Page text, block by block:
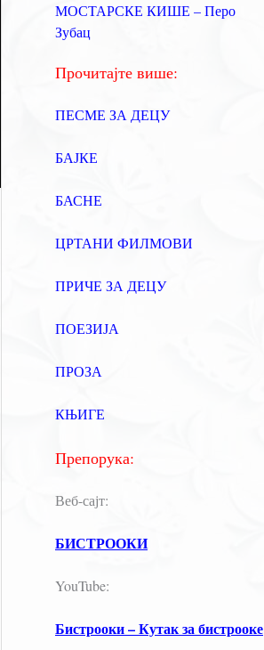
:МОСТАРСКЕ КИШЕ – Перо
Зубац
Прочитајте више:
ПЕСМЕ ЗА ДЕЦУ
БАЈКЕ
БАСНЕ
ЦРТАНИ ФИЛМОВИ
ПРИЧЕ ЗА ДЕЦУ
ПОЕЗИЈА
ПРОЗА
КЊИГЕ
Препорука:
Веб-сајт:
БИСТРООКИ
YouTube:
Бистрооки – Кутак за бистрооке